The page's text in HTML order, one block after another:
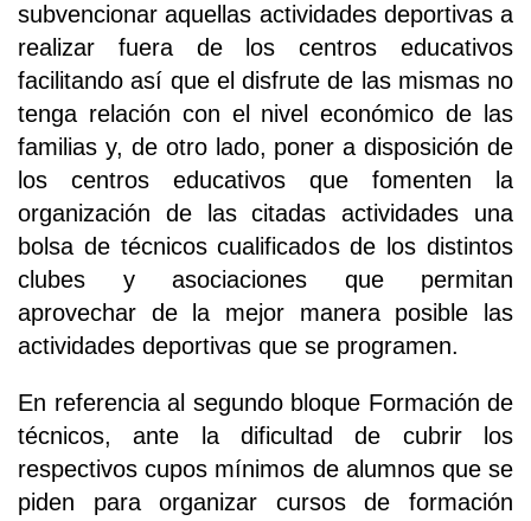
subvencionar aquellas actividades deportivas a
realizar fuera de los centros educativos
facilitando así que el disfrute de las mismas no
tenga relación con el nivel económico de las
familias y, de otro lado, poner a disposición de
los centros educativos que fomenten la
organización de las citadas actividades una
bolsa de técnicos cualificados de los distintos
clubes y asociaciones que permitan
aprovechar de la mejor manera posible las
actividades deportivas que se programen.
En referencia al segundo bloque Formación de
técnicos, ante la dificultad de cubrir los
respectivos cupos mínimos de alumnos que se
piden para organizar cursos de formación